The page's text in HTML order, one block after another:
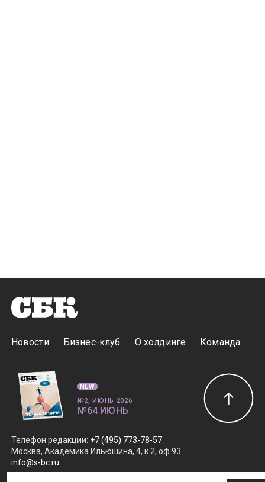
Новости Бизнес-клуб О холдинге Команда
Телефон редакции: +7 (495) 773-78-57
Москва, Академика Ильюшина, 4, к.2, оф.93
info@s-bc.ru
NEW
№2, ИЮНЬ 2026
№64 ИЮНЬ